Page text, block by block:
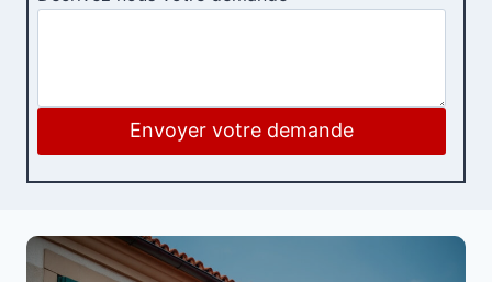
Envoyer votre demande